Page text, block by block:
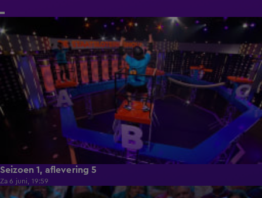
1:03:49
Seizoen 1, aflevering 5
Za 6 juni, 19:59
1:02:58